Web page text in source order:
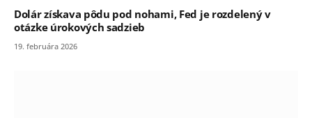
Dolár získava pôdu pod nohami, Fed je rozdelený v
otázke úrokových sadzieb
19. februára 2026